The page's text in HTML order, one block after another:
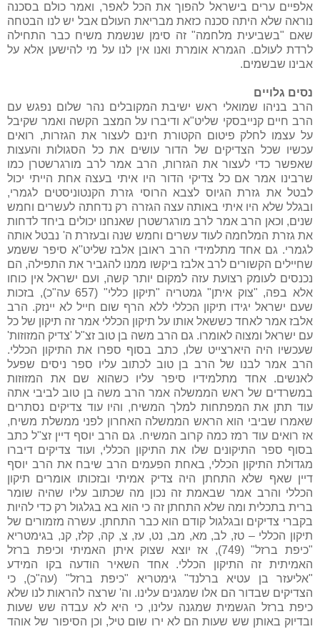
אלפיים ערים בישראל להפוך את הכל לאפר, ואמר כולם בסכנה
נוראה שלא היתה סכנה כזאת מבריאת העולם אבל יש לנו הבטחה
שאם "בשביעית מלחמה" זה סימן שנשמת משיח כבר התחילה
לרדת לעולם. הגמרא אומרת ואנו אין לנו על מי להישען אלא על
אבינו שבשמים.
נסים גלויים
הרב בניהו שמואלי ראש ישיבת המקובלים נהר שלום נפגש עם
הרב חיים קנייבסקי שליט"א ודיברו על המצב הקשה ואמר שקיבל
על עצמו לחלק פיטום הקטורת חינם לעצור את הגזרות, רואים
עכשיו שכל הצדיקים של הדור עושים את כל הסגולות והעצות
שאפשר כדי לעצור את הגזרות, הרב אמר לרב מורגרשטרן כמו
שרבינו אמר אם כל צדיקי הדור היו איתי בעצה אחת הייתי יכול
לבטל את גזרת הגיוס לצבא הרוסי גזרת הקנטוניסטים לגמרי,
ובגלל שלא היו איתי באותה עצה הגזרה רק נדחתה לעשרים וחמש
שנים, וכאן הרב אמר לרב מורגרשטרן שאנחנו יכולים ביחד לדחות
את גזרת המלחמה לעוד עשרים וחמש שנה ובעזרת ה' נבטל אותה
לגמרי. גם אחד מתלמידי הרב ראובן אלבז שליט''א סיפר ששמע
שחיילים הקשורים לרב אלבז ביקשו ממנו להגביר את התפילה, הם
נכנסים לעומק רצועת עזה למקום יותר קשה, ועם ישראל אין כוחו
אלא בפה, "צוק איתן" גמטריה "תיקון כללי" (657 עה"כ), בזכות
שעם ישראל יגידו תיקון הכללי ללא הרף שום חייל לא יינזק. הרב
אלבז אמר לאחד כששאל אותו על תיקון הכללי אמר זה תיקון של כל
עם ישראל ומצוה לאומרו. גם הרב משה בן טוב זצ"ל 'צדיק המזוזות'
שעכשיו היה היארצייט שלו, כתב בסוף ספרו את התיקון הכללי.
הרב אמר לבנו של הרב בן טוב לכתוב עליו ספר ניסים שפעל
לאנשים. אחד מתלמידיו סיפר עליו כשהוא שם את המזוזות
במשרדים של ראש הממשלה אמר הרב משה בן טוב לביבי אתה
עוד תתן את המפתחות למלך המשיח, והיו עוד צדיקים נסתרים
שאמרו שביבי הוא הראש הממשלה האחרון לפני ממשלת משיח,
אז רואים עוד רמז כמה קרוב המשיח. גם הרב יוסף דיין זצ"ל כתב
בסוף ספר התיקונים שלו את התיקון הכללי, ועוד צדיקים דיברו
מגדולת התיקון הכללי, באחת הפעמים הרב שיבח את הרב יוסף
דיין שאף שלא התחתן היה צדיק אמיתי ובזכותו אומרים תיקון
הכללי והרב אמר שבאמת זה נכון מה שכתוב עליו שהיה שומר
ברית בתכלית ומה שלא התחתן זה כי הוא בא בגלגול רק כדי להיות
בקברי צדיקים ובגלגול קודם הוא כבר התחתן. עשרה מזמורים של
תיקון הכללי – טז, לב, מא, מב, נט, עז, צ, קה, קלז, קנ, בגימטריא
"כיפת ברזל" (749), אז יוצא שצוק איתן האמיתי וכיפת ברזל
האמיתית זה התיקון הכללי. אחד השאיר הודעה בקו המידע
"אליעזר בן עטיא ברלנד" גימטריא "כיפת ברזל" (עה"כ), כי
הצדיקים שבדור הם אלו שמגנים עלינו. וה' שרצה להראות לנו שלא
כיפת ברזל הגשמית שמגנה עלינו, כי היא לא עבדה שש שעות
ובדיוק באותן שש שעות הם לא ירו שום טיל, וכן הסיפור של אוהד